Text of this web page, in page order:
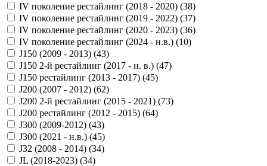
IV поколение рестайлинг (2018 - 2020) (38)
IV поколение рестайлинг (2019 - 2022) (37)
IV поколение рестайлинг (2020 - 2023) (36)
IV поколение рестайлинг (2024 - н.в.) (10)
J150 (2009 - 2013) (43)
J150 2-й рестайлинг (2017 - н. в.) (47)
J150 рестайлинг (2013 - 2017) (45)
J200 (2007 - 2012) (62)
J200 2-й рестайлинг (2015 - 2021) (73)
J200 рестайлинг (2012 - 2015) (64)
J300 (2009-2012) (43)
J300 (2021 - н.в.) (45)
J32 (2008 - 2014) (34)
JL (2018-2023) (34)